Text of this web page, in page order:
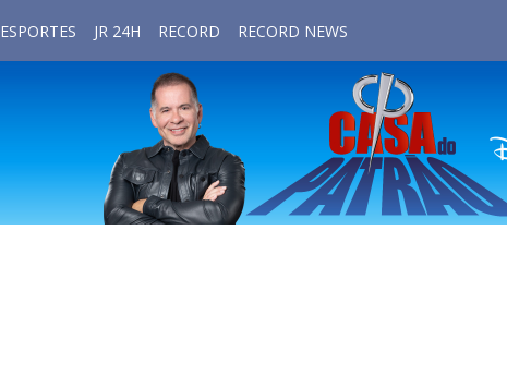
ESPORTES JR 24H RECORD RECORD NEWS